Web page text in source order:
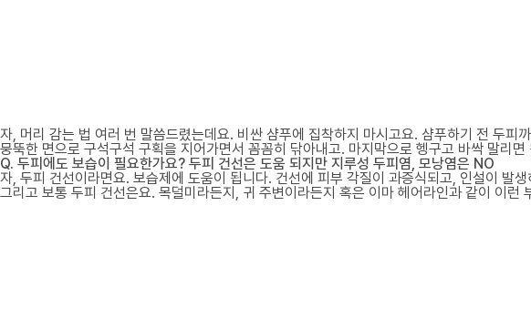
자, 머리 감는 법 여러 번 말씀드렸는데요. 비싼 샴푸에 집착하지 마시고요. 샴푸하기 전 두
뭉뚝한 면으로 구석구석 구획을 지어가면서 꼼꼼히 닦아내고. 마지막으로 헹구고 바싹 말리
Q. 두피에도 보습이 필요한가요? 두피 건선은 도움 되지만 지루성 두피염, 모낭염은 NO
자, 두피 건선이라면요. 보습제에 도움이 됩니다. 건선에 피부 각질이 과증식되고, 인설이 발
그리고 보통 두피 건선은요. 목덜미라든지, 귀 주변이라든지 혹은 이마 헤어라인과 같이 이